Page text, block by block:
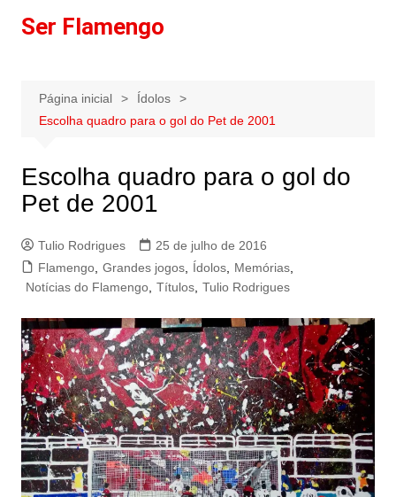
paraSer Flamengo
Página inicial
Ídolos
Escolha quadro para o gol do Pet de 2001
Escolha quadro para o gol do
Pet de 2001
Tulio Rodrigues
25 de julho de 2016
Flamengo, Grandes jogos, Ídolos, Memórias,
Notícias do Flamengo, Títulos, Tulio Rodrigues